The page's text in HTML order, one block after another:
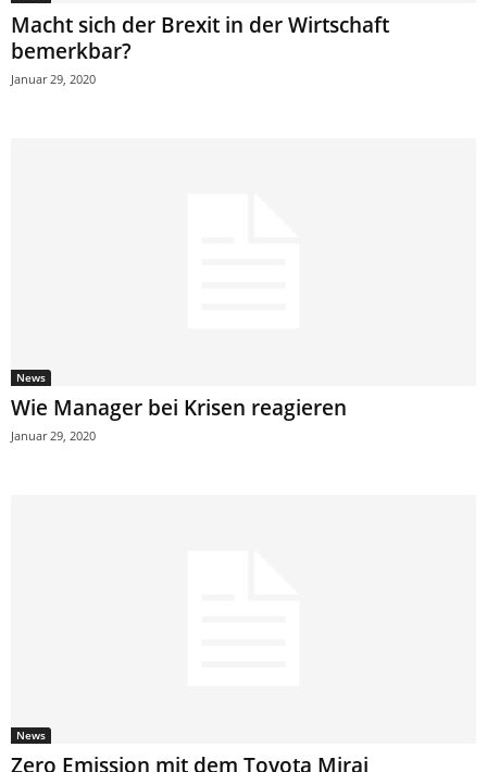
Macht sich der Brexit in der Wirtschaft
bemerkbar?
Januar 29, 2020
News
Wie Manager bei Krisen reagieren
Januar 29, 2020
News
Zero Emission mit dem Toyota Mirai